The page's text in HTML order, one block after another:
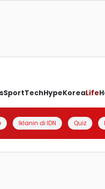
SportTechHypeKoreaLife
Iklanin di IDN Quiz